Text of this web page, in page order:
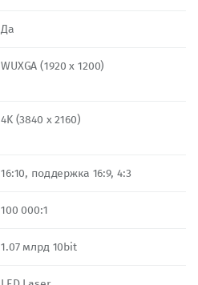
Да
WUXGA (1920 x 1200)
4K (3840 x 2160)
16:10, поддержка 16:9, 4:3
100 000:1
1.07 млрд 10bit